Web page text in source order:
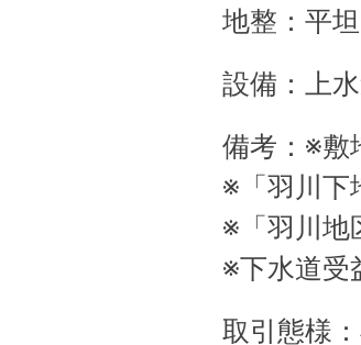
地整：平坦
設備：上
備考：※敷
※「羽川下
※「羽川地
※下水道受
取引態様